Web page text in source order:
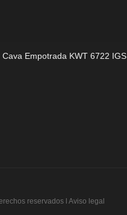
Cava Empotrada KWT 6722 IGS
reservados l Aviso legal